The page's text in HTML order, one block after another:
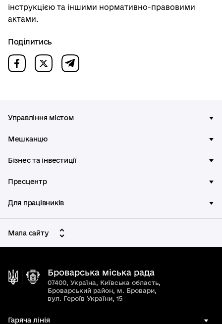
інструкцією та іншими нормативно-правовими
актами.
Поділитись
Управління містом
Мешканцю
Бізнес та інвестиції
Пресцентр
Для працівників
Мапа сайту
Броварська міська рада
07400, Україна, Київська область,
Броварський район, м. Бровари,
вул. Героїв України, 15
Гаряча лінія